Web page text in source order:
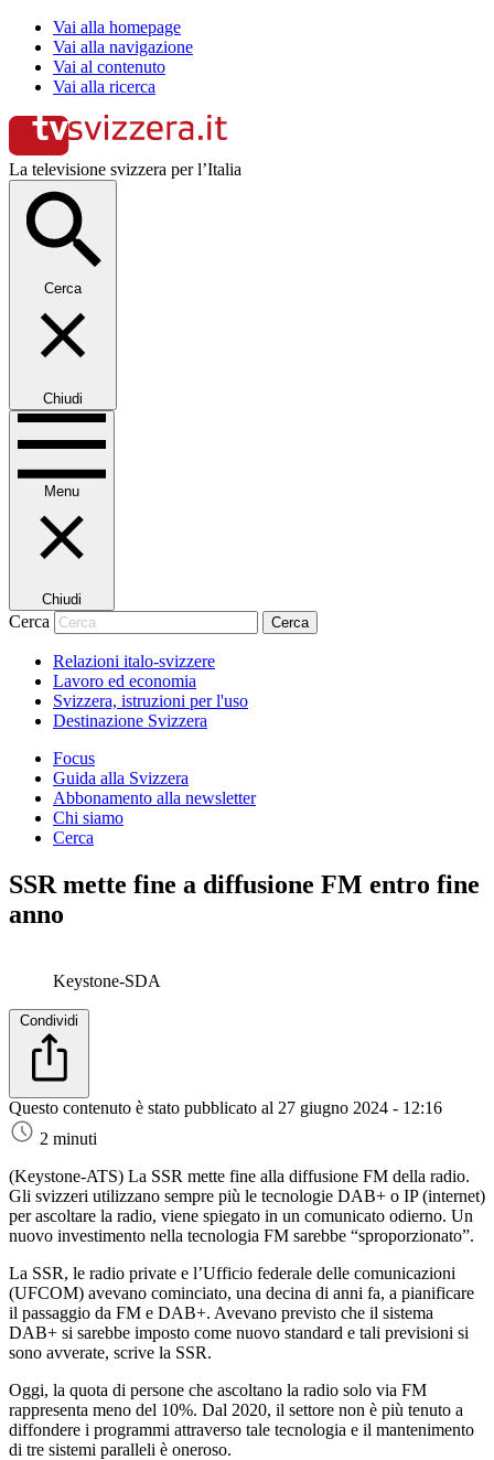
Vai alla homepage
Vai alla navigazione
Vai al contenuto
Vai alla ricerca
La televisione svizzera per l’Italia
Cerca
Chiudi
Menu
Chiudi
Cerca Cerca
Relazioni italo-svizzere
Lavoro ed economia
Svizzera, istruzioni per l'uso
Destinazione Svizzera
Focus
Guida alla Svizzera
Abbonamento alla newsletter
Chi siamo
Cerca
SSR mette fine a diffusione FM entro fine
anno
Keystone-SDA
Condividi
Questo contenuto è stato pubblicato al 27 giugno 2024 - 12:16
2 minuti
(Keystone-ATS) La SSR mette fine alla diffusione FM della radio.
Gli svizzeri utilizzano sempre più le tecnologie DAB+ o IP (internet)
per ascoltare la radio, viene spiegato in un comunicato odierno. Un
nuovo investimento nella tecnologia FM sarebbe “sproporzionato”.
La SSR, le radio private e l’Ufficio federale delle comunicazioni
(UFCOM) avevano cominciato, una decina di anni fa, a pianificare
il passaggio da FM e DAB+. Avevano previsto che il sistema
DAB+ si sarebbe imposto come nuovo standard e tali previsioni si
sono avverate, scrive la SSR.
Oggi, la quota di persone che ascoltano la radio solo via FM
rappresenta meno del 10%. Dal 2020, il settore non è più tenuto a
diffondere i programmi attraverso tale tecnologia e il mantenimento
di tre sistemi paralleli è oneroso.